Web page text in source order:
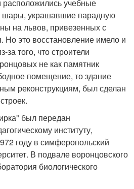
расположились учебные
шары, украшавшие парадную
на львов, привезенных с
это восстановление имело и
за того, что строители
не как памятник
помещение, то здание
реконструкциям, был сделан
был передан
институту,
году в симферопольский
В подвале воронцовского
биологического